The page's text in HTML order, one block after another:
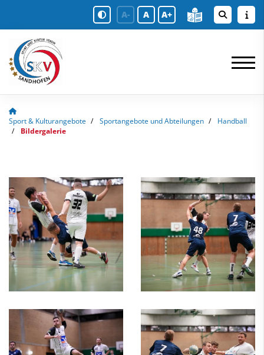
A- A A+
Sport & Kulturangebote Sportangebote und Abteilungen
Handball
Bildergalerie